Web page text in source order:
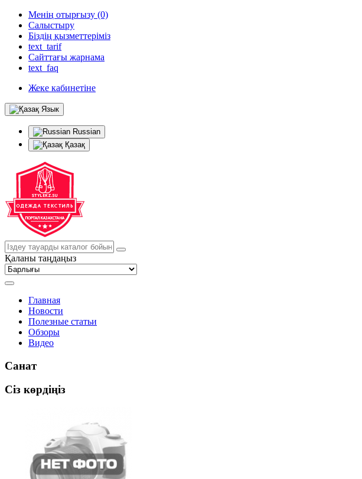
Менің отырғызу (0)
Салыстыру
Біздің қызметтеріміз
text_tarif
Сайттағы жарнама
text_faq
Жеке кабинетіне
Язык
Russian
Қазақ
Қаланы таңдаңыз
Главная
Новости
Полезные статьи
Обзоры
Видео
Санат
Сіз көрдіңіз